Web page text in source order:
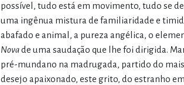
possível, tudo está em movimento, tudo se
uma ingênua mistura de familiaridade e
abafado e animal, a pureza angélica, o
Novade uma saudação que lhe foi dirigida.
pré-mundano na madrugada, partido do
desejo apaixonado, este grito, do estranho